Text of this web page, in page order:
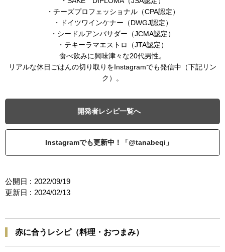
・チーズプロフェッショナル（CPA認定）
・ドイツワインケナー（DWGJ認定）
・シードルアンバサダー（JCMA認定）
・テキーラマエストロ（JTA認定）
食べ飲みに興味津々な20代男性。
リアルな休日ごはんの切り取りをInstagramでも発信中（下記リン
ク）。
開発者レシピ一覧へ
Instagramでも更新中！「@tanabeqi」
公開日 : 2022/09/19
更新日 : 2024/02/13
赤に合うレシピ（料理・おつまみ）